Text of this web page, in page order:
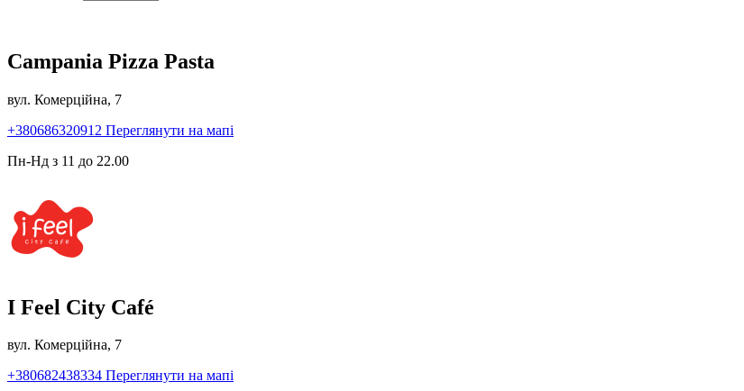
Campania Pizza Pasta
вул. Комерційна, 7
+380686320912 Переглянути на мапі
Пн-Нд з 11 до 22.00
I Feel City Café
вул. Комерційна, 7
+380682438334 Переглянути на мапі